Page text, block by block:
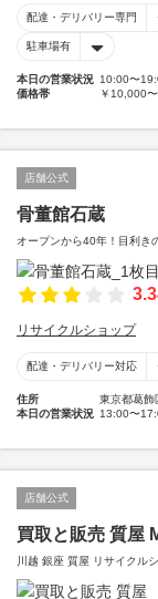
配達・デリバリー専門
駐車場有
本日の営業状況 10:00〜
価格帯
￥10,000
店舗公式
骨董館石蔵
オープンから40年！目利き
リサイクルショップ
配達・デリバリー対応
住所
東京都葛飾
本日の営業状況 13:00〜
店舗公式
買取と販売 質屋
川越 銀座 質屋 リサイクル